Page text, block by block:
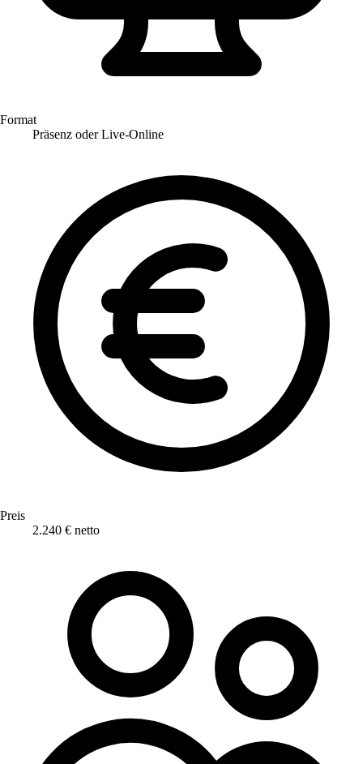
Format
Präsenz oder Live-Online
Preis
2.240 € netto